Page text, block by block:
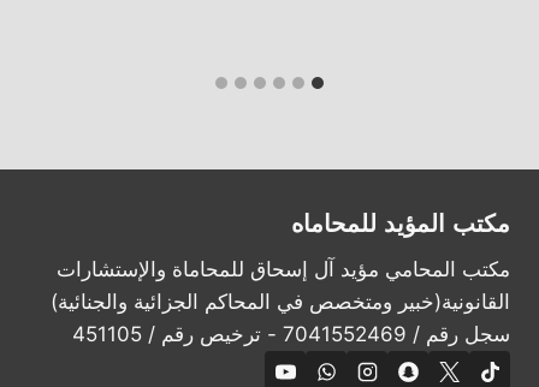
مكتب المؤيد للمحاماه
مكتب المحامي مؤيد آل إسحاق للمحاماة والإستشارات
القانونية(خبير ومتخصص في المحاكم الجزائية والجنائية)
سجل رقم / 7041552469 - ترخيص رقم / 451105